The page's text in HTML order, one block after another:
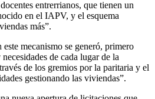
entrerrianos, que tienen un
en el IAPV, y el esquema
más”.
mecanismo se generó, primero
de cada lugar de la
de los gremios por la paritaria y el
gestionando las viviendas”.